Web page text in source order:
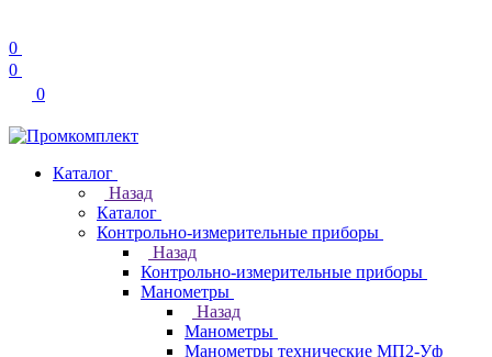
0
0
0
Каталог
Назад
Каталог
Контрольно-измерительные приборы
Назад
Контрольно-измерительные приборы
Манометры
Назад
Манометры
Манометры технические МП2-Уф